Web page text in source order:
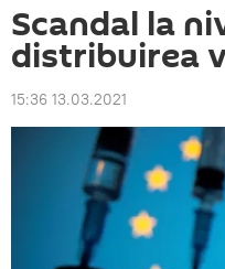
Scandal la
distribuirea
15:36 13.03.2021